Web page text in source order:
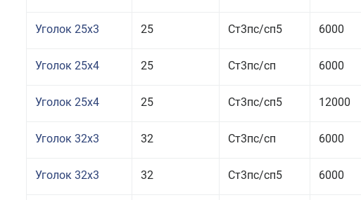
Уголок 25x3 25 Ст3пс/сп5 6000
Уголок 25x4 25 Ст3пс/сп 6000
Уголок 25x4 25 Ст3пс/сп5 12000
Уголок 32x3 32 Ст3пс/сп 6000
Уголок 32x3 32 Ст3пс/сп5 6000